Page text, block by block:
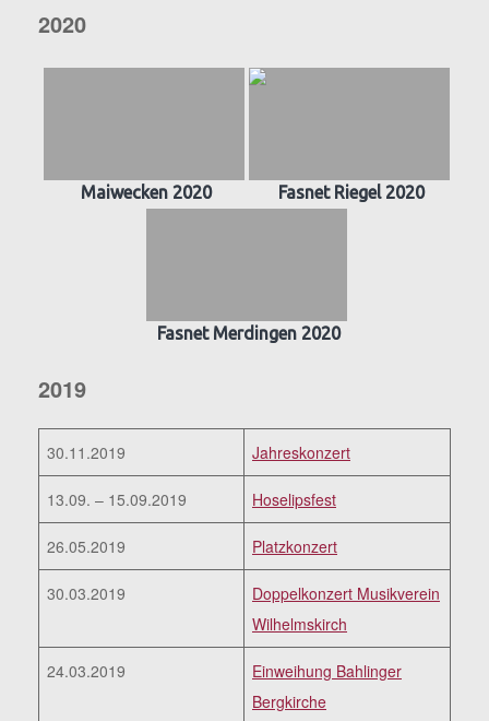
2020
Maiwecken 2020 Fasnet Riegel 2020
Fasnet Merdingen 2020
2019
30.11.2019 Jahreskonzert
13.09. – 15.09.2019 Hoselipsfest
26.05.2019 Platzkonzert
30.03.2019
Doppelkonzert Musikverein
Wilhelmskirch
24.03.2019
Einweihung Bahlinger
Bergkirche